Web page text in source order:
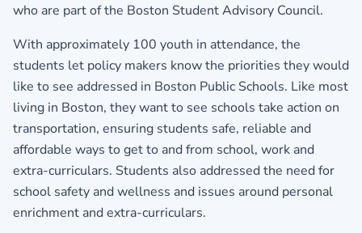
who are part of the Boston Student Advisory Council.
With approximately 100 youth in attendance, the
students let policy makers know the priorities they would
like to see addressed in Boston Public Schools. Like most
living in Boston, they want to see schools take action on
transportation, ensuring students safe, reliable and
affordable ways to get to and from school, work and
extra-curriculars. Students also addressed the need for
school safety and wellness and issues around personal
enrichment and extra-curriculars.